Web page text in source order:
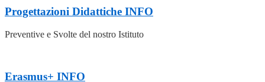
Progettazioni Didattiche INFO
Preventive e Svolte del nostro Istituto
Erasmus+ INFO